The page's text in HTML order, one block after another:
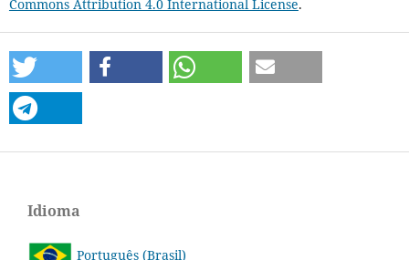
Commons Attribution 4.0 International License.
Idioma
Português (Brasil)